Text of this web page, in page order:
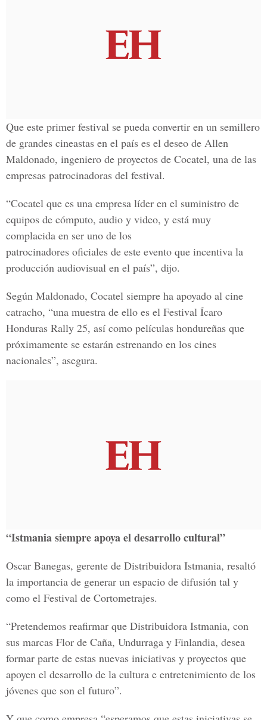
Que este primer festival se pueda convertir en un semillero
de grandes cineastas en el país es el deseo de Allen
Maldonado, ingeniero de proyectos de Cocatel, una de las
empresas patrocinadoras del festival.
“Cocatel que es una empresa líder en el suministro de
equipos de cómputo, audio y video, y está muy
complacida en ser uno de los
patrocinadores oficiales de este evento que incentiva la
producción audiovisual en el país”, dijo.
Según Maldonado, Cocatel siempre ha apoyado al cine
catracho, “una muestra de ello es el Festival Ícaro
Honduras Rally 25, así como películas hondureñas que
próximamente se estarán estrenando en los cines
nacionales”, asegura.
“Istmania siempre apoya el desarrollo cultural”
Oscar Banegas, gerente de Distribuidora Istmania, resaltó
la importancia de generar un espacio de difusión tal y
como el Festival de Cortometrajes.
“Pretendemos reafirmar que Distribuidora Istmania, con
sus marcas Flor de Caña, Undurraga y Finlandia, desea
formar parte de estas nuevas iniciativas y proyectos que
apoyen el desarrollo de la cultura e entretenimiento de los
jóvenes que son el futuro”.